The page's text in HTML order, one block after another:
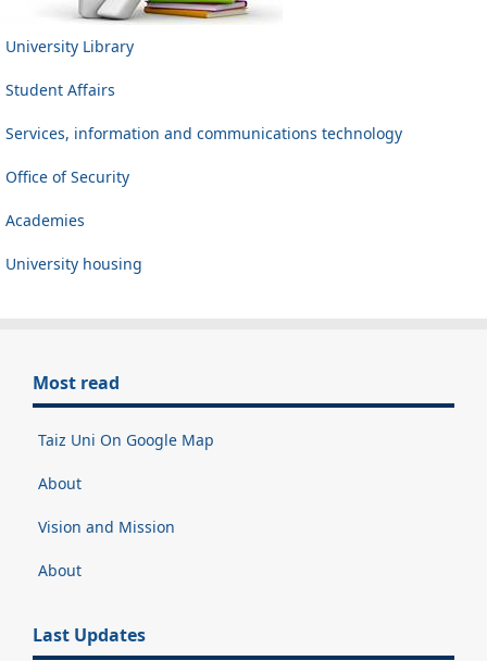
University Library
Student Affairs
Services, information and communications technology
Office of Security
Academies
University housing
Most read
Taiz Uni On Google Map
About
Vision and Mission
About
Last Updates